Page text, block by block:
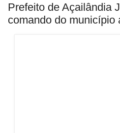
Prefeito de Açailândia
comando do município